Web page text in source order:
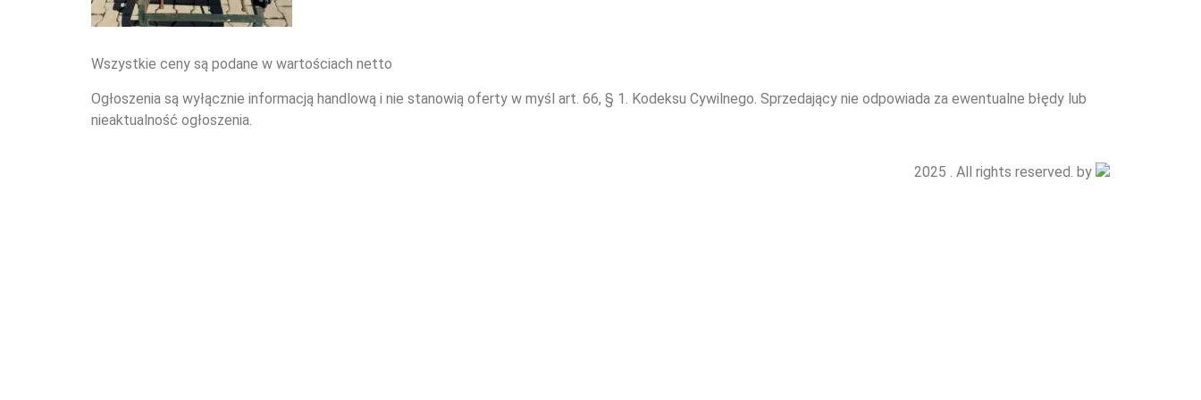
Wszystkie ceny są podane w wartościach netto
Ogłoszenia są wyłącznie informacją handlową i nie stanowią oferty w myśl art. 66, § 1. Kodeksu Cywilnego. Sprzedający nie odpowiada za ewentualne błędy lub
nieaktualność ogłoszenia.
2025 . All rights reserved. by